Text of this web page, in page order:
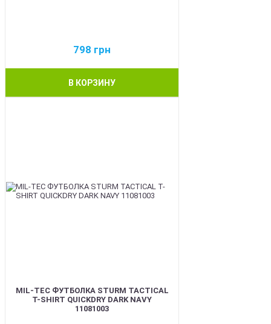
798 грн
В КОРЗИНУ
MIL-TEC ФУТБОЛКА STURM TACTICAL
T-SHIRT QUICKDRY DARK NAVY
11081003